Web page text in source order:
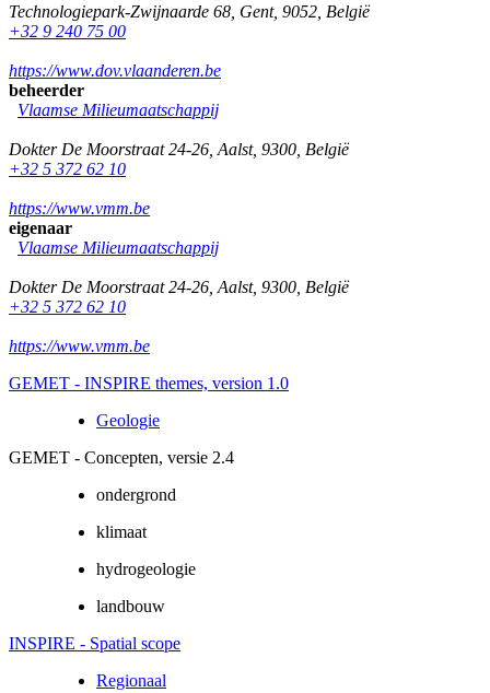
Technologiepark-Zwijnaarde 68 Gent, 9052 België
+32 9 240 75 00
https://www.dov.vlaanderen.be
beheerder
Vlaamse Milieumaatschappij
Dokter De Moorstraat 24-26 Aalst, 9300 België
+32 5 372 62 10
https://www.vmm.be
eigenaar
Vlaamse Milieumaatschappij
Dokter De Moorstraat 24-26 Aalst, 9300 België
+32 5 372 62 10
https://www.vmm.be
GEMET - INSPIRE themes, version 1.0
Geologie
GEMET - Concepten, versie 2.4
ondergrond
klimaat
hydrogeologie
landbouw
INSPIRE - Spatial scope
Regionaal